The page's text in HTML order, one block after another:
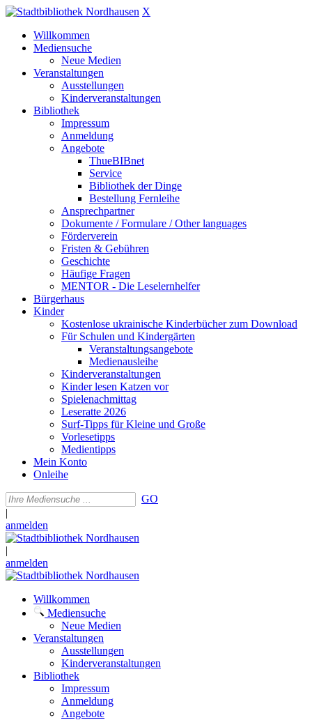
X
Willkommen
Mediensuche
Neue Medien
Veranstaltungen
Ausstellungen
Kinderveranstaltungen
Bibliothek
Impressum
Anmeldung
Angebote
ThueBIBnet
Service
Bibliothek der Dinge
Bestellung Fernleihe
Ansprechpartner
Dokumente / Formulare / Other languages
Förderverein
Fristen & Gebühren
Geschichte
Häufige Fragen
MENTOR - Die Leselernhelfer
Bürgerhaus
Kinder
Kostenlose ukrainische Kinderbücher zum Download
Für Schulen und Kindergärten
Veranstaltungsangebote
Medienausleihe
Kinderveranstaltungen
Kinder lesen Katzen vor
Spielenachmittag
Leseratte 2026
Surf-Tipps für Kleine und Große
Vorlesetipps
Medientipps
Mein Konto
Onleihe
GO
|
anmelden
|
anmelden
Willkommen
Mediensuche
Neue Medien
Veranstaltungen
Ausstellungen
Kinderveranstaltungen
Bibliothek
Impressum
Anmeldung
Angebote